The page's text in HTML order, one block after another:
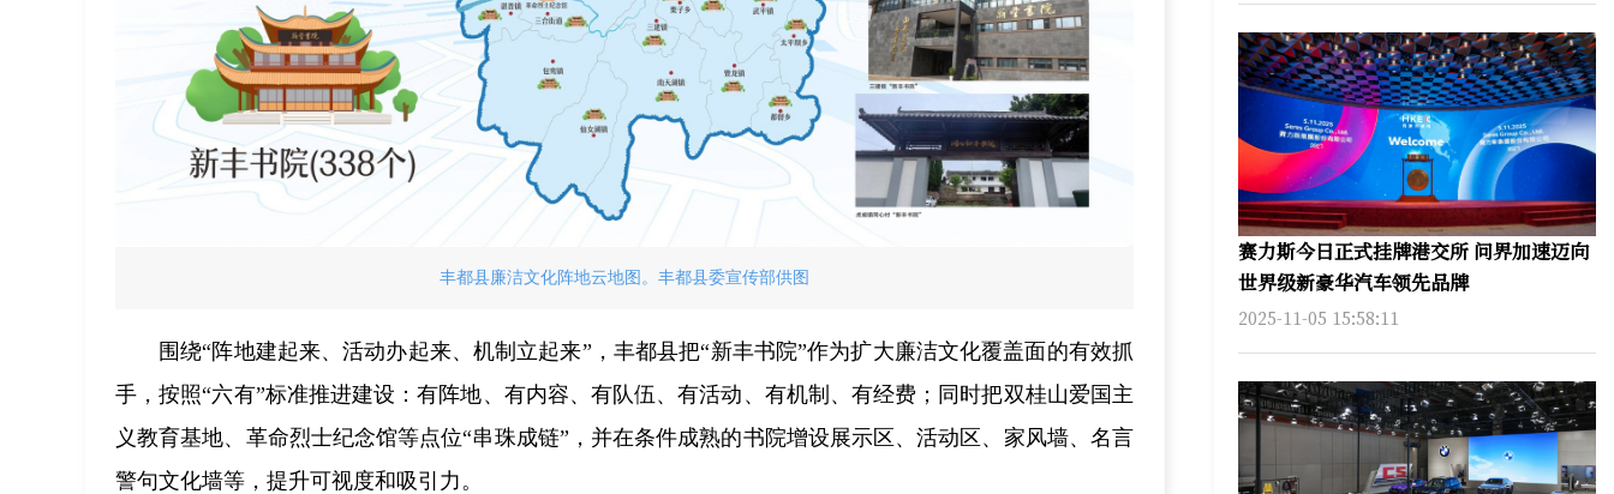
丰都县廉洁文化阵地云地图。丰都县委宣传部供图
围绕“阵地建起来、活动办起来、机制立起来”，丰都县把“新丰书院”作为扩大廉洁文化覆盖面的有效抓
手，按照“六有”标准推进建设：有阵地、有内容、有队伍、有活动、有机制、有经费；同时把双桂山爱国主
义教育基地、革命烈士纪念馆等点位“串珠成链”，并在条件成熟的书院增设展示区、活动区、家风墙、名言
警句文化墙等，提升可视度和吸引力。
赛力斯今日正式挂牌港交所 问界加速迈向
世界级新豪华汽车领先品牌
2025-11-05 15:58:11